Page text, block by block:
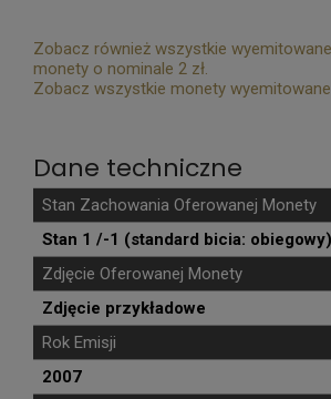
Zobacz również wszystkie
monety o nominale 2 zł.
Zobacz wszystkie monety
Dane techniczne
Stan Zachowania Oferowanej Monety
Stan 1 /-1 (standard bicia: obiegowy)
Zdjęcie Oferowanej Monety
Zdjęcie przykładowe
Rok Emisji
2007